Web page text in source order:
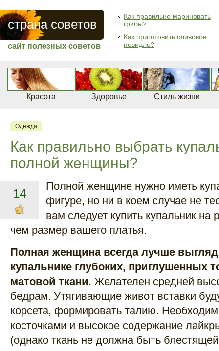
страна советов
сайт полезных советов
Как правильно мариновать
грибы?
Как приготовить сливовое
повидло?
Красота Здоровье Стиль жизни
Одежда
Как правильно выбрать
полной женщины?
14
Полной женщине нужно иметь
фигуре, но ни в коем случае не
вам следует купить купальник
чем размер вашего платья.
Полная женщина всегда лучше
купальнике глубоких, приглушенных
матовой ткани. Желателен средней
бедрам. Утягивающие живот вставки
корсета, формировать талию.
косточками и высокое содержание
(однако ткань не должна быть